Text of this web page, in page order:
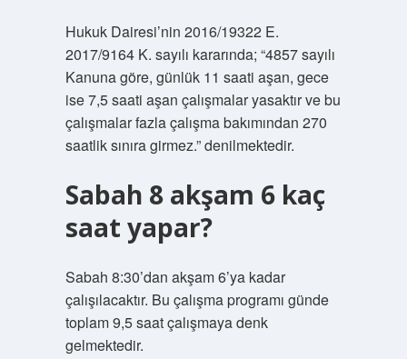
Hukuk Dairesi’nin 2016/19322 E.
2017/9164 K. sayılı kararında; “4857 sayılı
Kanuna göre, günlük 11 saati aşan, gece
ise 7,5 saati aşan çalışmalar yasaktır ve bu
çalışmalar fazla çalışma bakımından 270
saatlik sınıra girmez.” denilmektedir.
Sabah 8 akşam 6 kaç
saat yapar?
Sabah 8:30’dan akşam 6’ya kadar
çalışılacaktır. Bu çalışma programı günde
toplam 9,5 saat çalışmaya denk
gelmektedir.